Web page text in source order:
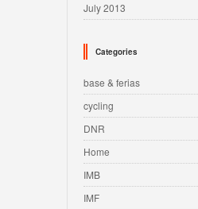
July 2013
Categories
base & ferias
cycling
DNR
Home
IMB
IMF